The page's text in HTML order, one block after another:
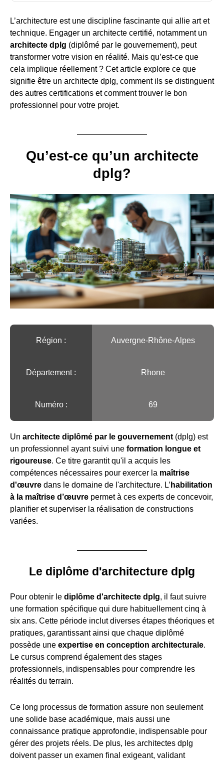
L’architecture est une discipline fascinante qui allie art et
technique. Engager un architecte certifié, notamment un
architecte dplg (diplômé par le gouvernement), peut
transformer votre vision en réalité. Mais qu’est-ce que
cela implique réellement ? Cet article explore ce que
signifie être un architecte dplg, comment ils se distinguent
des autres certifications et comment trouver le bon
professionnel pour votre projet.
Qu’est-ce qu’un architecte
dplg?
Région :️ Auvergne-Rhône-Alpes
Département : Rhone
Numéro : 69
Un architecte diplômé par le gouvernement (dplg) est
un professionnel ayant suivi une formation longue et
rigoureuse. Ce titre garantit qu'il a acquis les
compétences nécessaires pour exercer la maîtrise
d'œuvre dans le domaine de l'architecture. L’ habilitation
à la maîtrise d’œuvre permet à ces experts de concevoir,
planifier et superviser la réalisation de constructions
variées.
Le diplôme d'architecture dplg
Pour obtenir le diplôme d'architecte dplg, il faut suivre
une formation spécifique qui dure habituellement cinq à
six ans. Cette période inclut diverses étapes théoriques et
pratiques, garantissant ainsi que chaque diplômé
possède une expertise en conception architecturale.
Le cursus comprend également des stages
professionnels, indispensables pour comprendre les
réalités du terrain.
Ce long processus de formation assure non seulement
une solide base académique, mais aussi une
connaissance pratique approfondie, indispensable pour
gérer des projets réels. De plus, les architectes dplg
doivent passer un examen final exigeant, validant